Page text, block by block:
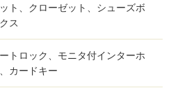
ト、クローゼット、シューズボ
ス
トロック、モニタ付インターホ
カードキー